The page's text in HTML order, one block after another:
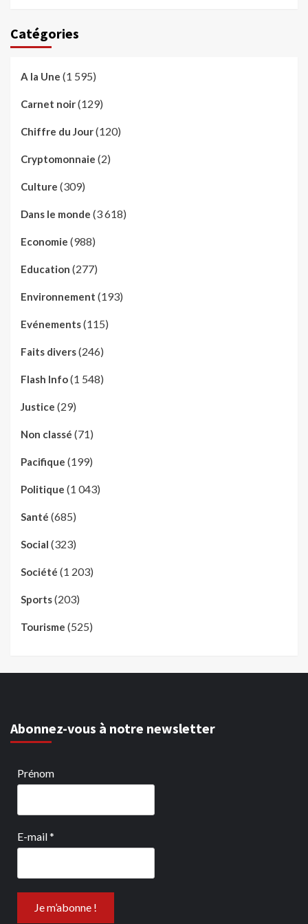
Catégories
A la Une (1 595)
Carnet noir(129)
Chiffre du Jour(120)
Cryptomonnaie (2)
Culture (309)
Dans le monde (3 618)
Economie (988)
Education (277)
Environnement (193)
Evénements(115)
Faits divers(246)
Flash Info(1 548)
Justice (29)
Non classé (71)
Pacifique (199)
Politique (1 043)
Santé (685)
Social (323)
Société (1 203)
Sports(203)
Tourisme (525)
Abonnez-vous à notre newsletter
Prénom
E-mail*